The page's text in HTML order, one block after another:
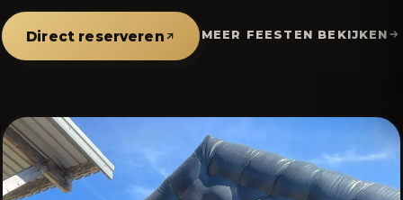
Direct reserveren MEER FEESTEN BEKIJKEN